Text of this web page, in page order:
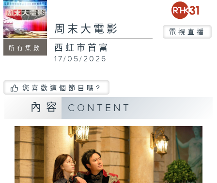
所有集數
周末大電影 電視直播
西虹市首富
17/05/2026
您喜歡這個節目嗎?
內容 CONTENT